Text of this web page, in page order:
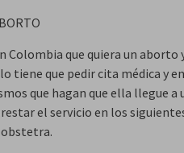
Colombia que quiera un aborto
tiene que pedir cita médica y
que hagan que ella llegue
el servicio en los